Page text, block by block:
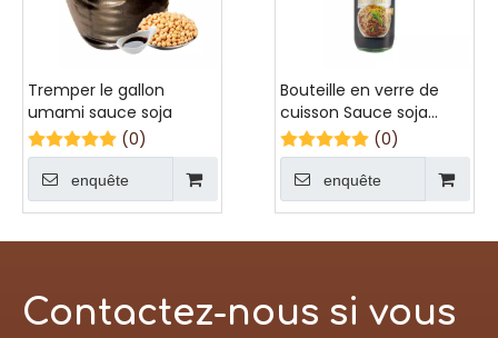
Tremper le gallon
umami sauce soja
(0)
enquête
Bouteille en verre de
cuisson Sauce soja
Umami
(0)
enquête
Contactez-nous si vous